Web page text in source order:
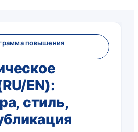
повышения
EN):
стиль,